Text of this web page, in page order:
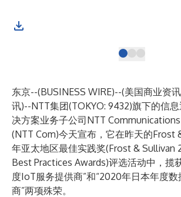
东京--(BUSINESS WIRE)--(美国商业资
讯)--NTT集团(TOKYO: 9432)旗下的信
决方案业务子公司NTT
(NTT Com)今天宣布，它在昨天的Frost
年亚太地区最佳实践奖(Frost & Sullivan
Best Practices Awards)评选活动中，揽
度IoT服务提供商”和“2020年日本年度
商”两项殊荣。